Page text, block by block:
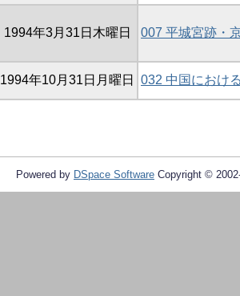
1994年3月31日木曜日 007 平城宮跡・
1994年10月31日月曜日 032 中国におけ
Powered by DSpace Software Copyright ©